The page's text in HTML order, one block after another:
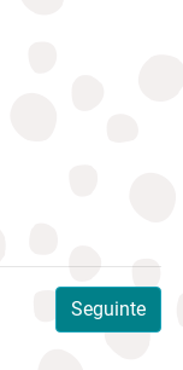
Seguinte